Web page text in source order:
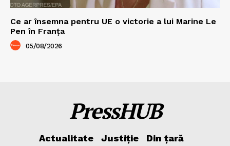
Ce ar însemna pentru UE o victorie a lui Marine Le
Pen în Franța
05/08/2026
PressHUB
Actualitate Justiție
Din țară